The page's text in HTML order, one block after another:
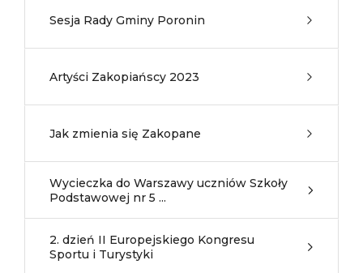
Sesja Rady Gminy Poronin
Artyści Zakopiańscy 2023
Jak zmienia się Zakopane
Wycieczka do Warszawy uczniów Szkoły
Podstawowej nr 5 ...
2. dzień II Europejskiego Kongresu
Sportu i Turystyki